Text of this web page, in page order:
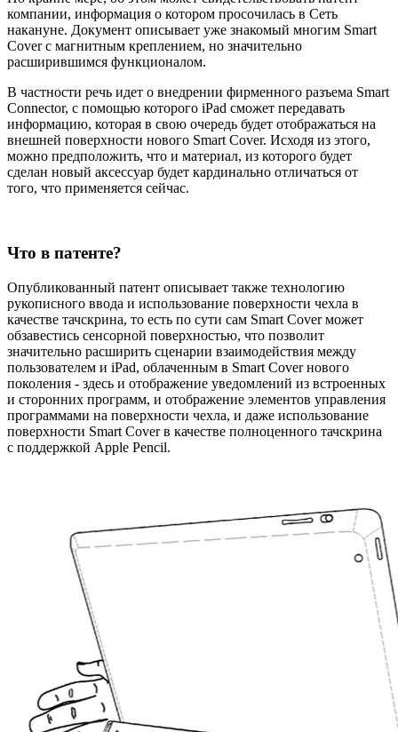
компании, информация о котором просочилась в Сеть
накануне. Документ описывает уже знакомый многим Smart
Cover с магнитным креплением, но значительно
расширившимся функционалом.
В частности речь идет о внедрении фирменного разъема Smart
Connector, с помощью которого iPad сможет передавать
информацию, которая в свою очередь будет отображаться на
внешней поверхности нового Smart Cover. Исходя из этого,
можно предположить, что и материал, из которого будет
сделан новый аксессуар будет кардинально отличаться от
того, что применяется сейчас.
Что в патенте?
Опубликованный патент описывает также технологию
рукописного ввода и использование поверхности чехла в
качестве тачскрина, то есть по сути сам Smart Cover может
обзавестись сенсорной поверхностью, что позволит
значительно расширить сценарии взаимодействия между
пользователем и iPad, облаченным в Smart Cover нового
поколения - здесь и отображение уведомлений из встроенных
и сторонних программ, и отображение элементов управления
программами на поверхности чехла, и даже использование
поверхности Smart Cover в качестве полноценного тачскрина
с поддержкой Apple Pencil.